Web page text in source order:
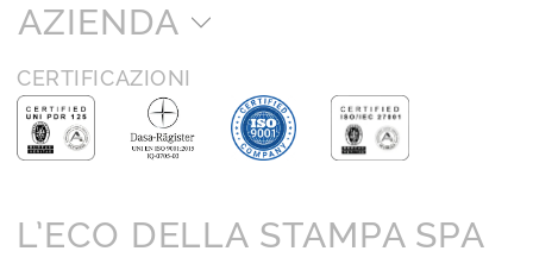
AZIENDA
CERTIFICAZIONI
L’ECO DELLA STAMPA SPA